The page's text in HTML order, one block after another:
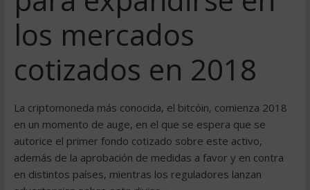
los mercados
cotizados en 2018
La criptomoneda más conocida, el bitcóin, comienza 2018
en un momento de auge, en el que se espera que se
autorice el primer fondo cotizado sobre este activo,
además de la aprobación de medidas a favor y en contra
en distintos países, mientras los reguladores lanzan